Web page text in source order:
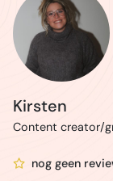
Kirsten
Content creator/
nog geen